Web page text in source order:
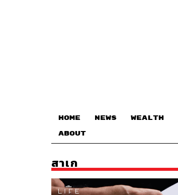
HOME NEWS WEALTH
ABOUT
สาเก